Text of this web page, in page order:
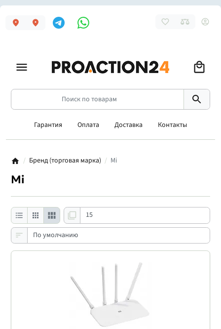
Гарантия Оплата Доставка Контакты
Бренд (торговая марка) Mi
Mi